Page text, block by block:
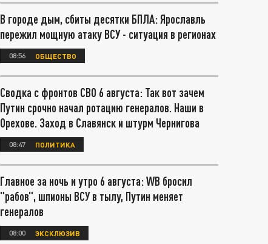
В городе дым, сбиты десятки БПЛА: Ярославль
пережил мощную атаку ВСУ - ситуация в регионах
08:56 ОБЩЕСТВО
Сводка с фронтов СВО 6 августа: Так вот зачем
Путин срочно начал ротацию генералов. Наши в
Орехове. Заход в Славянск и штурм Чернигова
08:47 ПОЛИТИКА
Главное за ночь и утро 6 августа: WB бросил
"рабов", шпионы ВСУ в тылу, Путин меняет
генералов
08:00 ЭКСКЛЮЗИВ